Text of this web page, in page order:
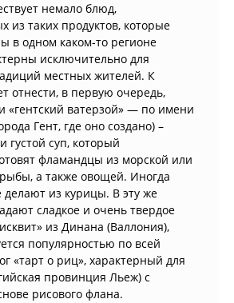
немало блюд,
из таких продуктов, которые
в одном каком-то регионе
исключительно для
местных жителей. К
отнести, в первую очередь,
«гентский ватерзой» — по имени
Гент, где оно создано) –
густой суп, который
фламандцы из морской или
а также овощей. Иногда
делают из курицы. В эту же
сладкое и очень твердое
из Динана (Валлония),
популярностью по всей
«тарт о риц», характерный для
провинция Льеж) с
рисового флана.